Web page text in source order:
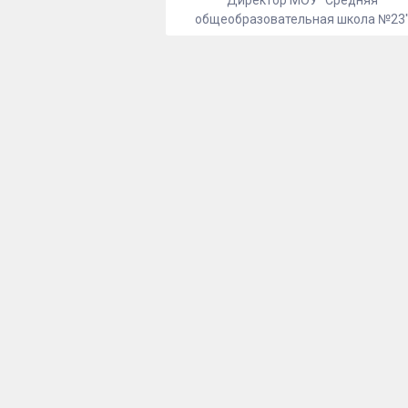
общеобразовательная школа